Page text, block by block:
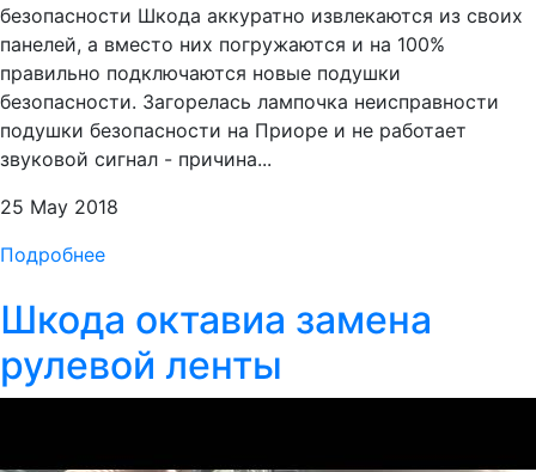
безопасности Шкода аккуратно извлекаются из своих
панелей, а вместо них погружаются и на 100%
правильно подключаются новые подушки
безопасности. Загорелась лампочка неисправности
подушки безопасности на Приоре и не работает
звуковой сигнал - причина...
25 May 2018
Подробнее
Шкода октавиа замена
рулевой ленты